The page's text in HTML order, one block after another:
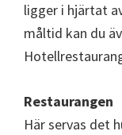
ligger i hjärtat
måltid kan du
Restaurangen
Här servas det